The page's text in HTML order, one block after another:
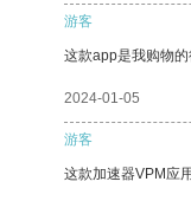
游客
这款app是我购物
2024-01-05
游客
这款加速器VPM应